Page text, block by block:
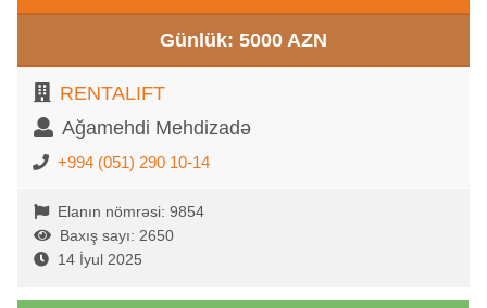
Günlük: 5000 AZN
RENTALIFT
Ağamehdi Mehdizadə
+994 (051) 290 10-14
Elanın nömrəsi: 9854
Baxış sayı: 2650
14 İyul 2025